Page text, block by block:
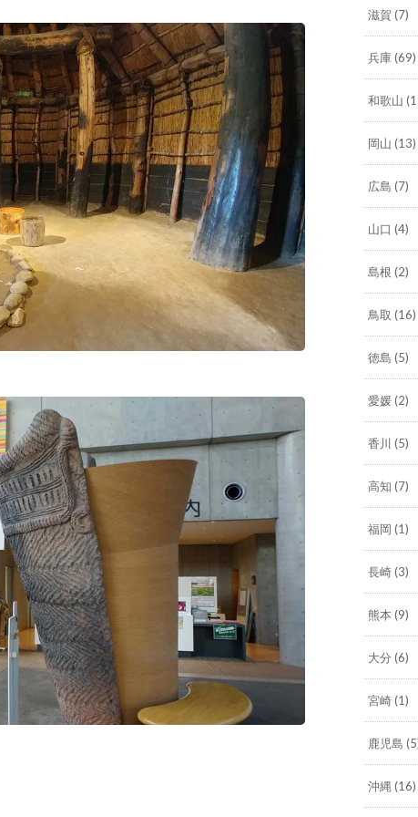
滋賀 (7)
兵庫(69)
和歌山
岡山 (13)
広島 (7)
山口 (4)
島根 (2)
鳥取 (16)
徳島 (5)
愛媛(2)
香川 (5)
高知 (7)
福岡 (1)
長崎(3)
熊本 (9)
大分 (6)
宮崎(1)
鹿児島
沖縄 (16)